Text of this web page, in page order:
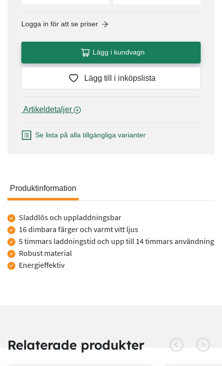
Logga in för att se priser
Lägg i kundvagn
Lägg till i inköpslista
Se lista på alla tillgängliga varianter
Produktinformation
Produktinformation
Sladdlös och uppladdningsbar
16 dimbara färger och varmt vitt ljus
5 timmars laddningstid och upp till 14 timmars användning
Robust material
Energieffektiv
Relaterade produkter